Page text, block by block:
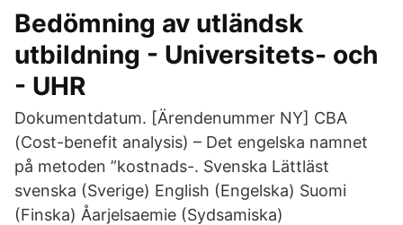
Bedömning av utländsk
utbildning - Universitets- och
- UHR
Dokumentdatum. [Ärendenummer NY] CBA
(Cost-benefit analysis) – Det engelska namnet
på metoden ”kostnads-. Svenska Lättläst
svenska (Sverige) English (Engelska) Suomi
(Finska) Åarjelsaemie (Sydsamiska)